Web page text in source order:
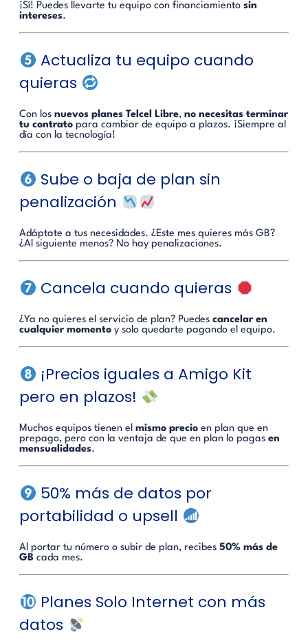
¡Sí! Puedes llevarte tu equipo con financiamiento sin
intereses.
Actualiza tu equipo cuando
quieras
Con los nuevos planes Telcel Libre, no necesitas terminar
tu contrato para cambiar de equipo a plazos. ¡Siempre al
día con la tecnología!
Sube o baja de plan sin
penalización
Adáptate a tus necesidades. ¿Este mes quieres más GB?
¿Al siguiente menos? No hay penalizaciones.
Cancela cuando quieras
¿Ya no quieres el servicio de plan? Puedes cancelar en
cualquier momento y solo quedarte pagando el equipo.
¡Precios iguales a Amigo Kit
pero en plazos!
Muchos equipos tienen el mismo precio en plan que en
prepago, pero con la ventaja de que en plan lo pagas en
mensualidades.
50% más de datos por
portabilidad o upsell
Al portar tu número o subir de plan, recibes 50% más de
GB cada mes.
Planes Solo Internet con más
datos